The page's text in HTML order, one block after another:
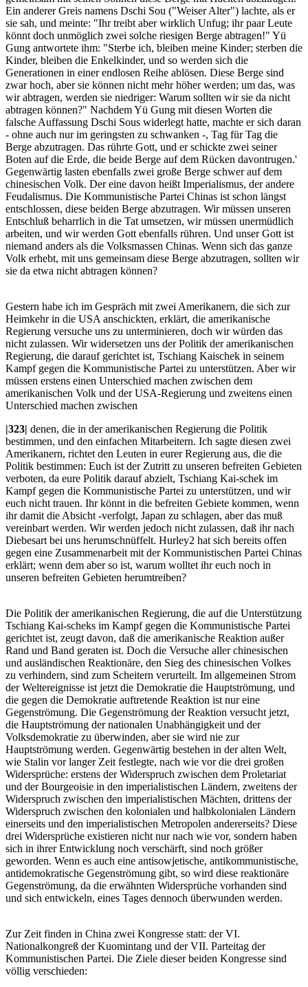
Ein anderer Greis namens Dschi Sou ("Weiser Alter") lachte, als er
sie sah, und meinte: "Ihr treibt aber wirklich Unfug; ihr paar Leute
könnt doch unmöglich zwei solche riesigen Berge abtragen!" Yü
Gung antwortete ihm: "Sterbe ich, bleiben meine Kinder; sterben die
Kinder, bleiben die Enkelkinder, und so werden sich die
Generationen in einer endlosen Reihe ablösen. Diese Berge sind
zwar hoch, aber sie können nicht mehr höher werden; um das, was
wir abtragen, werden sie niedriger: Warum sollten wir sie da nicht
abtragen können?" Nachdem Yü Gung mit diesen Worten die
falsche Auffassung Dschi Sous widerlegt hatte, machte er sich daran
- ohne auch nur im geringsten zu schwanken -, Tag für Tag die
Berge abzutragen. Das rührte Gott, und er schickte zwei seiner
Boten auf die Erde, die beide Berge auf dem Rücken davontrugen.'
Gegenwärtig lasten ebenfalls zwei große Berge schwer auf dem
chinesischen Volk. Der eine davon heißt Imperialismus, der andere
Feudalismus. Die Kommunistische Partei Chinas ist schon längst
entschlossen, diese beiden Berge abzutragen. Wir müssen unseren
Entschluß beharrlich in die Tat umsetzen, wir müssen unermüdlich
arbeiten, und wir werden Gott ebenfalls rühren. Und unser Gott ist
niemand anders als die Volksmassen Chinas. Wenn sich das ganze
Volk erhebt, mit uns gemeinsam diese Berge abzutragen, sollten wir
sie da etwa nicht abtragen können?
Gestern habe ich im Gespräch mit zwei Amerikanern, die sich zur
Heimkehr in die USA anschickten, erklärt, die amerikanische
Regierung versuche uns zu unterminieren, doch wir würden das
nicht zulassen. Wir widersetzen uns der Politik der amerikanischen
Regierung, die darauf gerichtet ist, Tschiang Kaischek in seinem
Kampf gegen die Kommunistische Partei zu unterstützen. Aber wir
müssen erstens einen Unterschied machen zwischen dem
amerikanischen Volk und der USA-Regierung und zweitens einen
Unterschied machen zwischen
|323| denen, die in der amerikanischen Regierung die Politik
bestimmen, und den einfachen Mitarbeitern. Ich sagte diesen zwei
Amerikanern, richtet den Leuten in eurer Regierung aus, die die
Politik bestimmen: Euch ist der Zutritt zu unseren befreiten Gebieten
verboten, da eure Politik darauf abzielt, Tschiang Kai-schek im
Kampf gegen die Kommunistische Partei zu unterstützen, und wir
euch nicht trauen. Ihr könnt in die befreiten Gebiete kommen, wenn
ihr damit die Absicht -verfolgt, Japan zu schlagen, aber das muß
vereinbart werden. Wir werden jedoch nicht zulassen, daß ihr nach
Diebesart bei uns herumschnüffelt. Hurley2 hat sich bereits offen
gegen eine Zusammenarbeit mit der Kommunistischen Partei Chinas
erklärt; wenn dem aber so ist, warum wolltet ihr euch noch in
unseren befreiten Gebieten herumtreiben?
Die Politik der amerikanischen Regierung, die auf die Unterstützung
Tschiang Kai-scheks im Kampf gegen die Kommunistische Partei
gerichtet ist, zeugt davon, daß die amerikanische Reaktion außer
Rand und Band geraten ist. Doch die Versuche aller chinesischen
und ausländischen Reaktionäre, den Sieg des chinesischen Volkes
zu verhindern, sind zum Scheitern verurteilt. Im allgemeinen Strom
der Weltereignisse ist jetzt die Demokratie die Hauptströmung, und
die gegen die Demokratie auftretende Reaktion ist nur eine
Gegenströmung. Die Gegenströmung der Reaktion versucht jetzt,
die Hauptströmung der nationalen Unabhängigkeit und der
Volksdemokratie zu überwinden, aber sie wird nie zur
Hauptströmung werden. Gegenwärtig bestehen in der alten Welt,
wie Stalin vor langer Zeit festlegte, nach wie vor die drei großen
Widersprüche: erstens der Widerspruch zwischen dem Proletariat
und der Bourgeoisie in den imperialistischen Ländern, zweitens der
Widerspruch zwischen den imperialistischen Mächten, drittens der
Widerspruch zwischen den kolonialen und halbkolonialen Ländern
einerseits und den imperialistischen Metropolen andererseits? Diese
drei Widersprüche existieren nicht nur nach wie vor, sondern haben
sich in ihrer Entwicklung noch verschärft, sind noch größer
geworden. Wenn es auch eine antisowjetische, antikommunistische,
antidemokratische Gegenströmung gibt, so wird diese reaktionäre
Gegenströmung, da die erwähnten Widersprüche vorhanden sind
und sich entwickeln, eines Tages dennoch überwunden werden.
Zur Zeit finden in China zwei Kongresse statt: der VI.
Nationalkongreß der Kuomintang und der VII. Parteitag der
Kommunistischen Partei. Die Ziele dieser beiden Kongresse sind
völlig verschieden: